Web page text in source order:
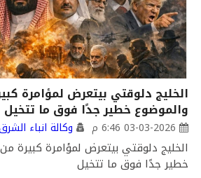
الخليج دلوقتي بيتعرض لمؤامرة
والموضوع خطير جدًا فوق ما تتخيل
03-03-2026 6:46 م وكالة انباء
الخليج دلوقتي بيتعرض لمؤامرة كبيرة
خطير جدًا فوق ما تتخيل